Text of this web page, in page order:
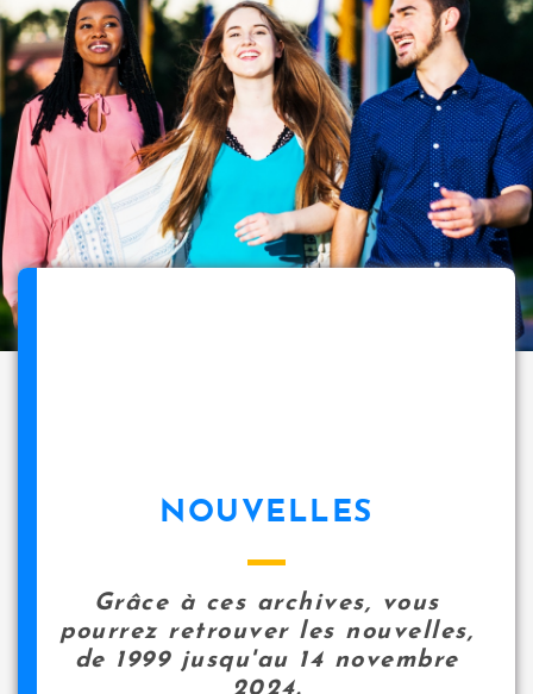
NOUVELLES
Grâce à ces archives, vous
pourrez retrouver les nouvelles,
de 1999 jusqu'au 14 novembre
2024.